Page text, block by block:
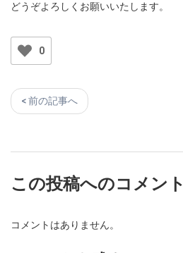
どうぞよろしくお願いいたします。
0
< 前の記事へ
この投稿へのコメント
コメントはありません。